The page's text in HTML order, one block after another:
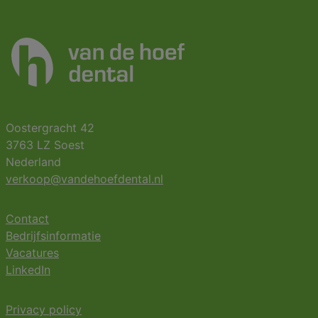
Oostergracht 42
3763 LZ Soest
Nederland
verkoop@vandehoefdental.nl
Contact
Bedrijfsinformatie
Vacatures
LinkedIn
Privacy policy